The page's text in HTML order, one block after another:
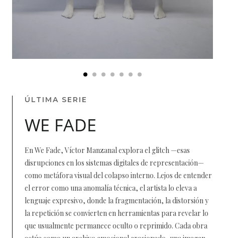
ÚLTIMA SERIE
WE FADE
En We Fade, Víctor Manzanal explora el glitch —esas
disrupciones en los sistemas digitales de representación—
como metáfora visual del colapso interno. Lejos de entender
el error como una anomalía técnica, el artista lo eleva a
lenguaje expresivo, donde la fragmentación, la distorsión y
la repetición se convierten en herramientas para revelar lo
que usualmente permanece oculto o reprimido. Cada obra